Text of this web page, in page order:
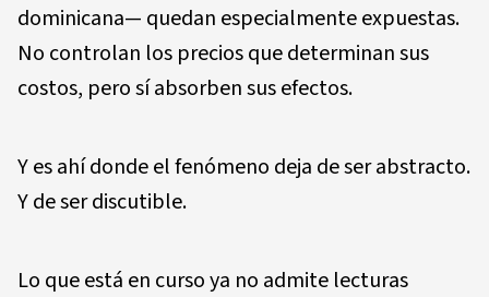
dominicana— quedan especialmente expuestas.
No controlan los precios que determinan sus
costos, pero sí absorben sus efectos.
Y es ahí donde el fenómeno deja de ser abstracto.
Y de ser discutible.
Lo que está en curso ya no admite lecturas